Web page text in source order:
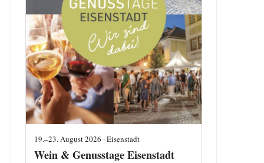
19.–23. August 2026 · Eisenstadt
Wein & Genusstage Eisenstadt